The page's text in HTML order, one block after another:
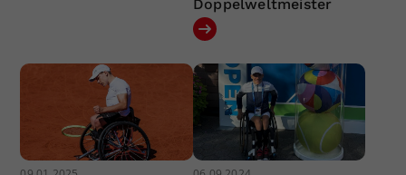
Doppelweltmeister